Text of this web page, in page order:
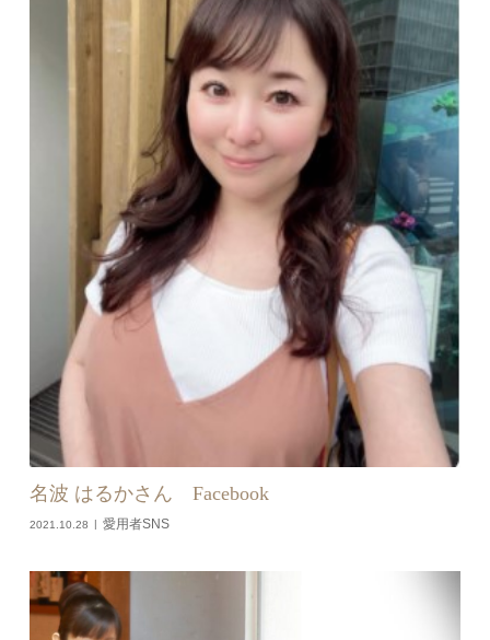
名波 はるかさん Facebook
2021.10.28 愛用者SNS